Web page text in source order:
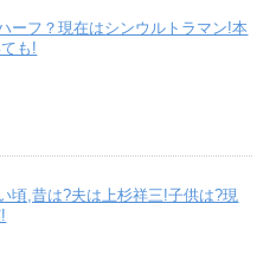
ーフ？現在はシンウルトラマン!本
も!
頃,昔は?夫は上杉祥三!子供は?現